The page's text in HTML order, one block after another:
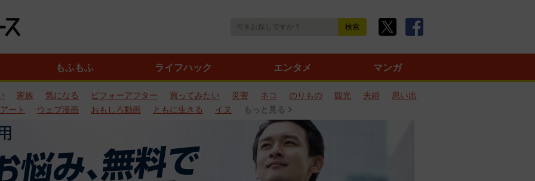
もふもふ ライフハック エンタメ マンガ
家族 気になる ビフォーアフター 買ってみたい 災害 ネコ のりもの 観光 夫婦
思い出
アート
ウェブ漫画 おもしろ動画 ともに生きる イヌ もっと見る